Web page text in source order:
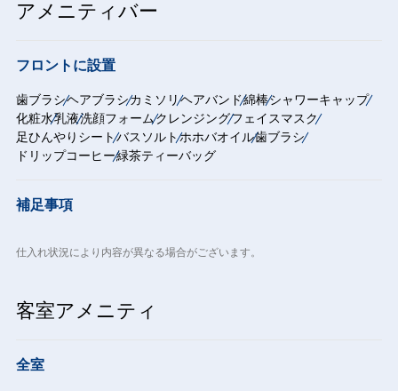
アメニティバー
フロントに設置
歯ブラシヘアブラシカミソリヘアバンド綿棒シャワーキャップ
化粧水乳液洗顔フォームクレンジングフェイスマスク
足ひんやりシートバスソルトホホバオイル歯ブラシ
ドリップコーヒー緑茶ティーバッグ
補足事項
仕入れ状況により内容が異なる場合がございます。
客室アメニティ
全室